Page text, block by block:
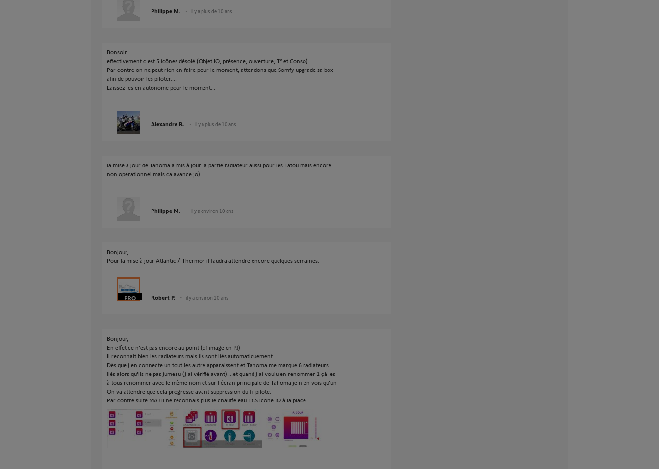
Philippe M. il y a plus de 10 ans
Bonsoir,
effectivement c'est 5 icônes désolé (Objet IO, présence, ouverture, T° et Conso)
Par contre on ne peut rien en faire pour le moment, attendons que Somfy upgrade sa box
afin de pouvoir les piloter....
Laissez les en autonome pour le moment...
Alexandre R. il y a plus de 10 ans
la mise à jour de Tahoma a mis à jour la partie radiateur aussi pour les Tatou mais encore
non operationnel mais ca avance ;o)
Philippe M. il y a environ 10 ans
Bonjour,
Pour la mise à jour Atlantic / Thermor il faudra attendre encore quelques semaines.
Robert P. il y a environ 10 ans
Bonjour,
En effet ce n'est pas encore au point (cf image en PJ)
Il reconnait bien les radiateurs mais ils sont liés automatiquement....
Dès que j'en connecte un tout les autre apparaissent et Tahoma me marque 6 radiateurs
liés alors qu'ils ne pas jumeau (j'ai vérifié avant)....et quand j'ai voulu en renommer 1 çà les
à tous renommer avec le même nom et sur l'écran principale de Tahoma je n'en vois qu'un
On va attendre que cela progresse avant suppression du fil pilote.
Par contre suite MAJ il ne reconnais plus le chauffe eau ECS icone IO à la place...